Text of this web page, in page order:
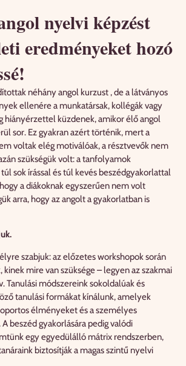
nyelvi képzést
eredményeket hozó
néhány angol kurzust , de a látványos
ellenére a munkatársak, kollégák vagy
hiányérzettel küzdenek, amikor élő angol
sor. Ez gyakran azért történik, mert a
voltak elég motiválóak, a résztvevők nem
szükségük volt: a tanfolyamok
sok írással és túl kevés beszédgyakorlattal
a diákoknak egyszerűen nem volt
arra, hogy az angolt a gyakorlatban is
szabjuk: az előzetes workshopok során
mire van szüksége – legyen az szakmai
Tanulási módszereink sokoldalúak és
tanulási formákat kínálunk, amelyek
élményeket és a személyes
beszéd gyakorlására pedig valódi
egy egyedülálló mátrix rendszerben,
biztosítják a magas szintű nyelvi